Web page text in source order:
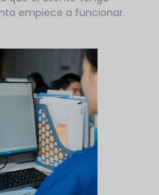
empiece a funcionar.